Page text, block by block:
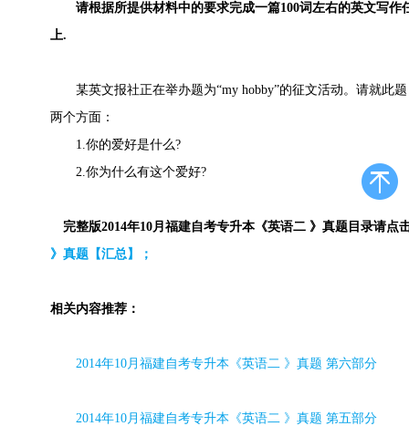
请根据所提供材料中的要求完成一篇100词左右的英文写作
上.
某英文报社正在举办题为“my hobby”的征文活动。请就此
两个方面：
1.你的爱好是什么?
2.你为什么有这个爱好?
完整版2014年10月福建自考专升本《英语二 》真题目录请点
》真题【汇总】；
相关内容推荐：
2014年10月福建自考专升本《英语二 》真题 第六部分
2014年10月福建自考专升本《英语二 》真题 第五部分